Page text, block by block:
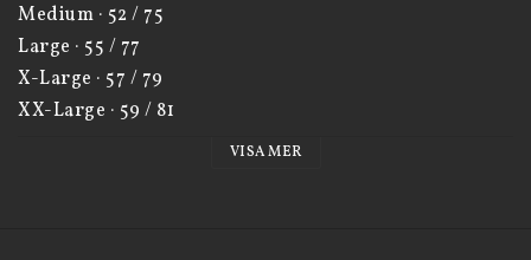
Medium · 52 / 75
Large · 55 / 77
X-Large · 57 / 79
XX-Large · 59 / 81
VISA MER